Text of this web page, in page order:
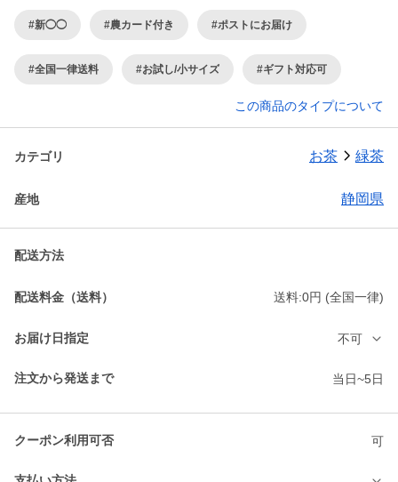
#新◯◯ #農カード付き #ポストにお届け
#全国一律送料 #お試し/小サイズ #ギフト対応可
この商品のタイプについて
カテゴリ お茶 緑茶
産地 静岡県
配送方法
配送料金（送料） 送料:0円 (全国一律)
お届け日指定 不可
注文から発送まで 当日~5日
クーポン利用可否 可